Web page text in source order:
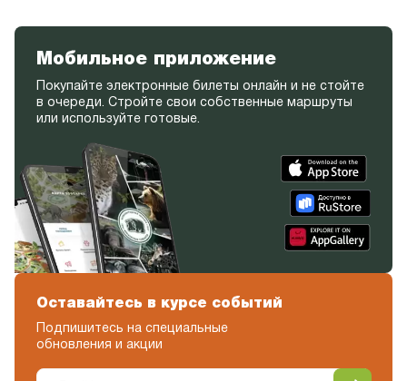
Мобильное приложение
Покупайте электронные билеты онлайн и не стойте
в очереди. Стройте свои собственные маршруты
или используйте готовые.
Оставайтесь в курсе событий
Подпишитесь на специальные
обновления и акции